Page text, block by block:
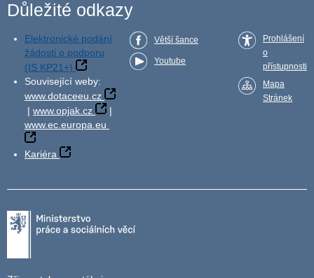
Důležité odkazy
Elektronické podání
žádosti o podporu
(IS KP21+)
Související weby:
www.dotaceeu.cz
| www.opjak.cz
|
www.ec.europa.eu
Kariéra
Větší šance
Youtube
Prohlášení
o
přístupnosti
Mapa
Stránek